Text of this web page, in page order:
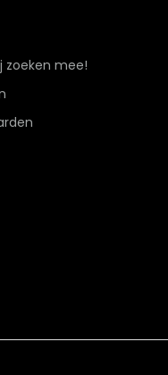
zoeken mee!